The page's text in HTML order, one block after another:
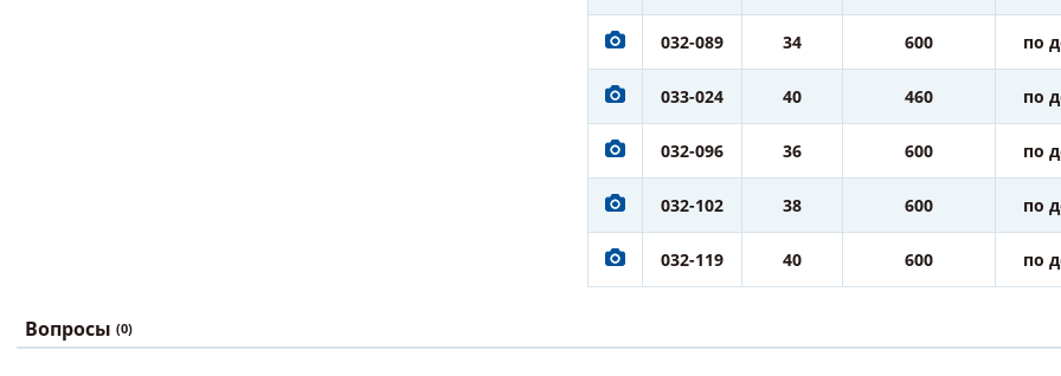
032-089 34 600 по
033-024 40 460 по
032-096 36 600 по
032-102 38 600 по
032-119 40 600 по
Вопросы (0)